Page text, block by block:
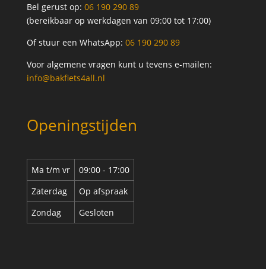
Bel gerust op: 06 190 290 89
(bereikbaar op werkdagen van 09:00 tot 17:00)
Of stuur een WhatsApp: 06 190 290 89
Voor algemene vragen kunt u tevens e-mailen:
info@bakfiets4all.nl
Openingstijden
Ma t/m vr
09:00 - 17:00
Zaterdag
Op afspraak
Zondag
Gesloten